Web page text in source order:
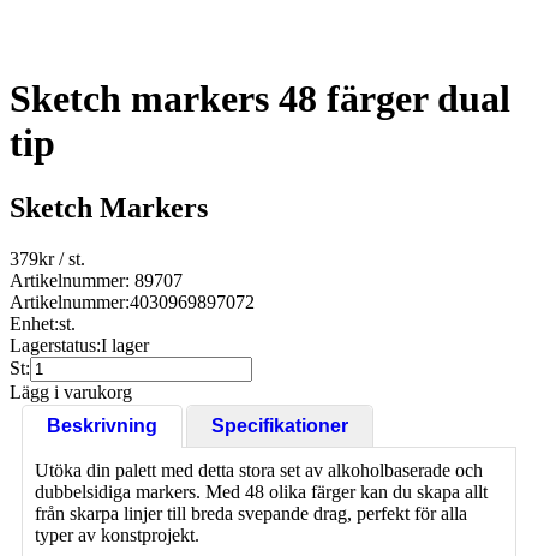
Sketch markers 48 färger dual
tip
Sketch Markers
379kr/ st.
Artikelnummer: 89707
Artikelnummer:4030969897072
Enhet:st.
Lagerstatus:I lager
St:
Lägg i varukorg
Beskrivning
Specifikationer
Utöka din palett med detta stora set av alkoholbaserade och
dubbelsidiga markers. Med 48 olika färger kan du skapa allt
från skarpa linjer till breda svepande drag, perfekt för alla
typer av konstprojekt.